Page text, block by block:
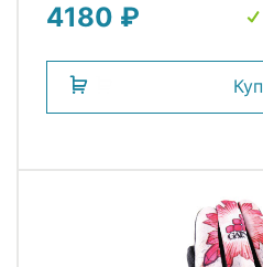
экстримальнх видов
4180 ₽